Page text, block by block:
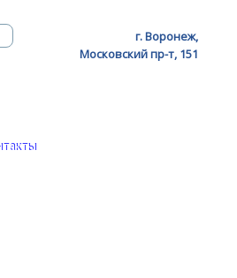
г. Воронеж,
Московский пр-т, 151